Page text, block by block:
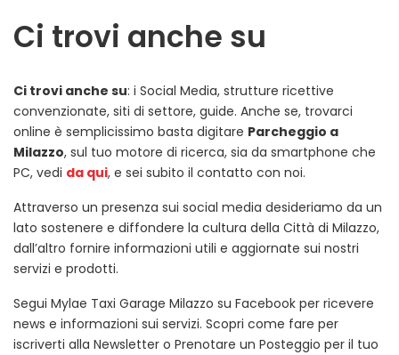
Ci trovi anche su
Ci trovi anche su: i Social Media, strutture ricettive
convenzionate, siti di settore, guide. Anche se, trovarci
online è semplicissimo basta digitare Parcheggio a
Milazzo, sul tuo motore di ricerca, sia da smartphone che
PC, vedi da qui, e sei subito il contatto con noi.
Attraverso un presenza sui social media desideriamo da un
lato sostenere e diffondere la cultura della Città di Milazzo,
dall’altro fornire informazioni utili e aggiornate sui nostri
servizi e prodotti.
Segui Mylae Taxi Garage Milazzo su Facebook per ricevere
news e informazioni sui servizi. Scopri come fare per
iscriverti alla Newsletter o Prenotare un Posteggio per il tuo